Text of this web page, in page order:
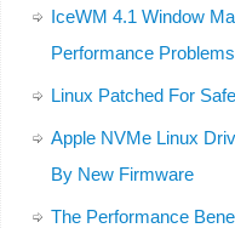
IceWM 4.1 Window
Performance Problems
Linux Patched For
Apple NVMe Linux
By New Firmware
The Performance